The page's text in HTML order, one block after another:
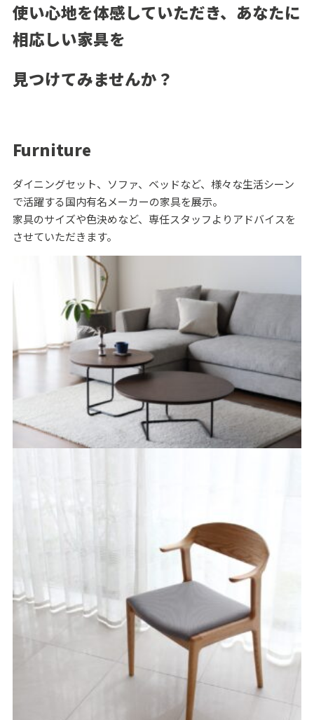
使い心地を体感していただき、あなたに
相応しい家具を
見つけてみませんか？
Furniture
ダイニングセット、ソファ、ベッドなど、様々な生活シーン
で活躍する国内有名メーカーの家具を展示。
家具のサイズや色決めなど、専任スタッフよりアドバイスを
させていただきます。